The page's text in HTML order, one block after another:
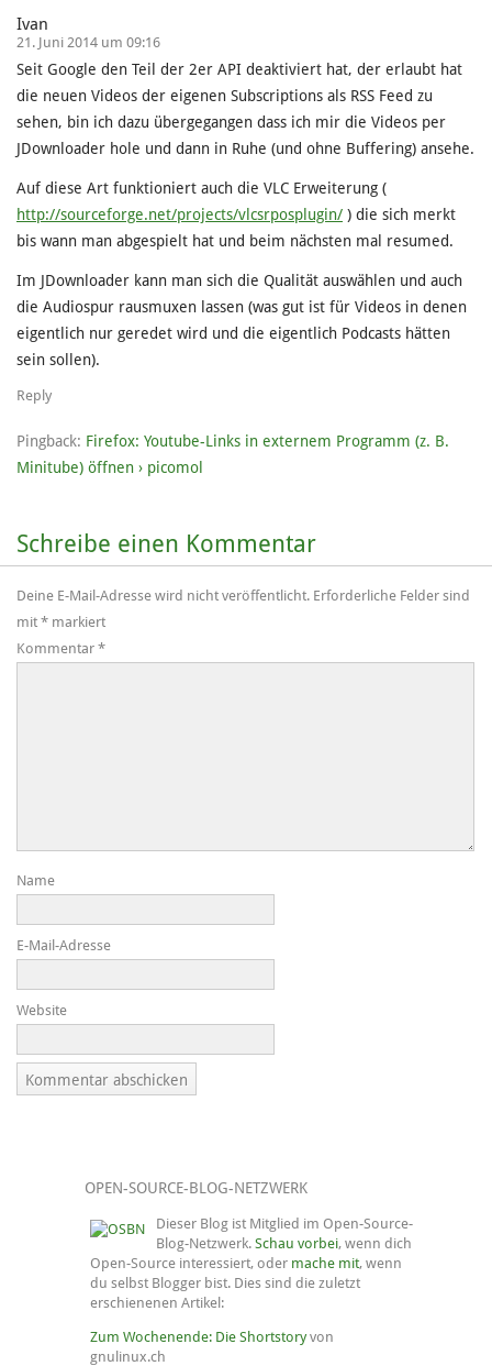
Ivan
21. Juni 2014 um 09:16
Seit Google den Teil der 2er API deaktiviert hat, der erlaubt hat
die neuen Videos der eigenen Subscriptions als RSS Feed zu
sehen, bin ich dazu übergegangen dass ich mir die Videos per
JDownloader hole und dann in Ruhe (und ohne Buffering) ansehe.
Auf diese Art funktioniert auch die VLC Erweiterung (
http://sourceforge.net/projects/vlcsrposplugin/ ) die sich merkt
bis wann man abgespielt hat und beim nächsten mal resumed.
Im JDownloader kann man sich die Qualität auswählen und auch
die Audiospur rausmuxen lassen (was gut ist für Videos in denen
eigentlich nur geredet wird und die eigentlich Podcasts hätten
sein sollen).
Reply
Pingback: Firefox: Youtube-Links in externem Programm (z. B.
Minitube) öffnen › picomol
Schreibe einen Kommentar
Deine E-Mail-Adresse wird nicht veröffentlicht. Erforderliche Felder sind
mit * markiert
Kommentar *
Name
E-Mail-Adresse
Website
OPEN-SOURCE-BLOG-NETZWERK
Dieser Blog ist Mitglied im Open-Source-
Blog-Netzwerk. Schau vorbei, wenn dich
Open-Source interessiert, oder mache mit, wenn
du selbst Blogger bist. Dies sind die zuletzt
erschienenen Artikel:
Zum Wochenende: Die Shortstoryvon
gnulinux.ch